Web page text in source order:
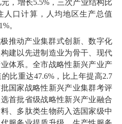
元，增长5.5%，三次产业结构比
人口计算，人均地区生产总值
1%。
推动产业集群式创新、数字化
建以先进制造业为骨干、现代
体系。全市战略性新兴产业产
比重达47.6%，比上年提高2.7
国家战略性新兴产业集群考评
首批省级战略性新兴产业融合
、多肽类生物药入选国家级中